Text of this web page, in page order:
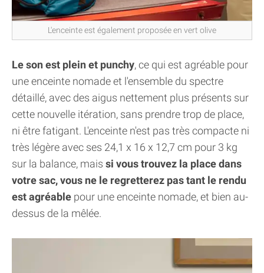
L'enceinte est également proposée en vert olive
Le son est plein et punchy, ce qui est agréable pour
une enceinte nomade et l'ensemble du spectre
détaillé, avec des aigus nettement plus présents sur
cette nouvelle itération, sans prendre trop de place,
ni être fatigant. L'enceinte n'est pas très compacte ni
très légère avec ses 24,1 x 16 x 12,7 cm pour 3 kg
sur la balance, mais si vous trouvez la place dans
votre sac, vous ne le regretterez pas tant le rendu
est agréable pour une enceinte nomade, et bien au-
dessus de la mêlée.